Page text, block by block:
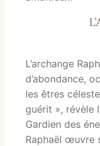
L’archange
d’abondance,
les êtres
guérit », révèle
Gardien des
Raphaël œuvre